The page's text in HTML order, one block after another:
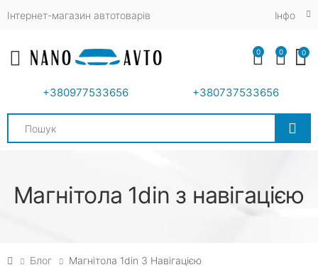
Інтернет-магазин автотоварів Iнфо
Toggle mobile menu
+380977533656 +380737533656
Search
0 0 0
Магнітола 1din з навігацією
Блог Магнітола 1din З Навігацією